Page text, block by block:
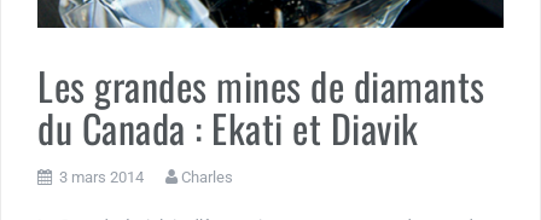
Les grandes mines de diamants
du Canada : Ekati et Diavik
3 mars 2014 Charles